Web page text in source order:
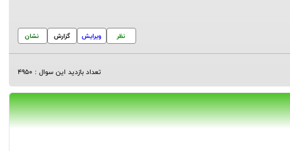
نظر ویرایش گزارش نشان
تعداد بازدید این سوال : 4950